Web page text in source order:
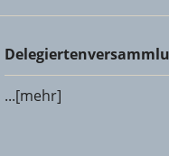
...[mehr]